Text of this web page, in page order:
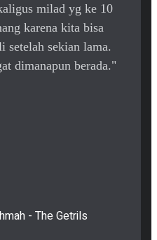
milad yg ke 10
karena kita bisa
setelah sekian lama.
dimanapun berada."
- The Getrils